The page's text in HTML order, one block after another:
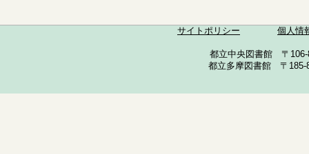
サイトポリシー 個人情
都立中央図書館 〒
都立多摩図書館 〒185-